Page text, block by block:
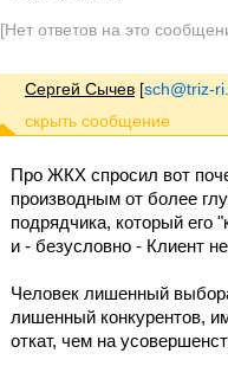
[Нет ответов на это
Сергей Сычев [sch@triz-
Про ЖКХ спросил вот
производным от более
подрядчика, который его
и - безусловно - Клиент
Человек лишенный
лишенный конкурентов,
откат, чем на